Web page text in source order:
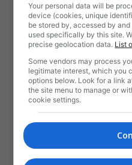
Your personal data will be
device (cookies, unique
be stored by, accessed by
used specifically by this site.
precise geolocation data. List
Some vendors may process
legitimate interest, which you
options below. Look for a link
the site menu to manage or
cookie settings.